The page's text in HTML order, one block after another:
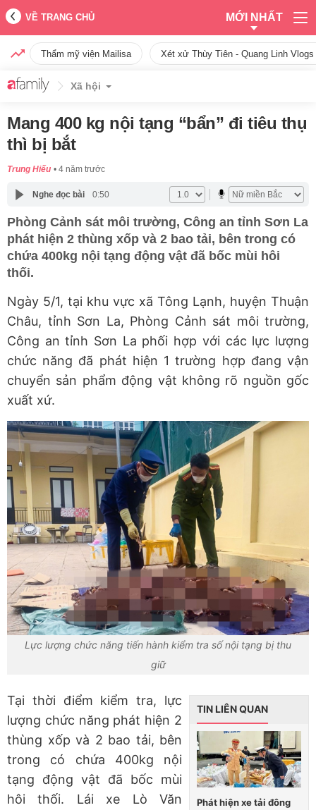
VỀ TRANG CHỦ MỚI NHẤT
Thẩm mỹ viện Mailisa Xét xử Thùy Tiên - Quang Linh
Xã hội
Mang 400 kg nội tạng “bẩn” đi tiêu thụ
thì bị bắt
Trung Hiếu 4 năm trước
Nghe đọc bài 0:50
Phòng Cảnh sát môi trường, Công an tỉnh Sơn La
phát hiện 2 thùng xốp và 2 bao tải, bên trong có
chứa 400kg nội tạng động vật đã bốc mùi hôi
thối.
Ngày 5/1, tại khu vực xã Tông Lạnh, huyện Thuận
Châu, tỉnh Sơn La, Phòng Cảnh sát môi trường,
Công an tỉnh Sơn La phối hợp với các lực lượng
chức năng đã phát hiện 1 trường hợp đang vận
chuyển sản phẩm động vật không rõ nguồn gốc
xuất xứ.
Lực lượng chức năng tiến hành kiểm tra số nội tạng bị thu
giữ
TIN LIÊN QUAN
Phát hiện xe tải đông
Tại thời điểm kiểm tra, lực
lượng chức năng phát hiện 2
thùng xốp và 2 bao tải, bên
trong có chứa 400kg nội
tạng động vật đã bốc mùi
hôi thối. Lái xe Lò Văn